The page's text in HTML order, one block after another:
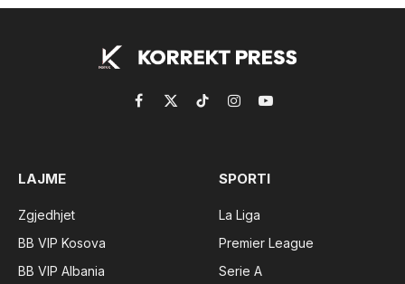
Facebook
X
TikTokInstagramYouTube
LAJME
Zgjedhjet
BB VIP Kosova
BB VIP Albania
SPORTI
La Liga
Premier League
Serie A